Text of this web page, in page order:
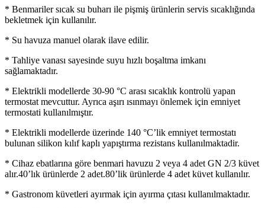
* Benmariler sıcak su buharı ile pişmiş ürünlerin servis sıcaklığında
bekletmek için kullanılır.
* Su havuza manuel olarak ilave edilir.
* Tahliye vanası sayesinde suyu hızlı boşaltma imkanı
sağlamaktadır.
* Elektrikli modellerde 30-90 °C arası sıcaklık kontrolü yapan
termostat mevcuttur. Ayrıca aşırı ısınmayı önlemek için emniyet
termostati kullanılmıştır.
* Elektrikli modellerde üzerinde 140 °C’lik emniyet termostatı
bulunan silikon kılıf kaplı yapıştırma rezistans kullanılmaktadir.
* Cihaz ebatlarına göre benmari havuzu 2 veya 4 adet GN 2/3 küvet
alır.40’lık ürünlerde 2 adet.80’lik ürünlerde 4 adet küvet kullanılır.
* Gastronom küvetleri ayırmak için ayırma çıtası kullanılmaktadır.